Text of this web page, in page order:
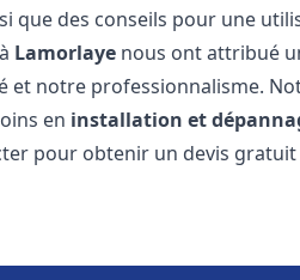
que des conseils pour une
Lamorlaye nous ont attribué
et notre professionnalisme.
en installation et
pour obtenir un devis gratuit